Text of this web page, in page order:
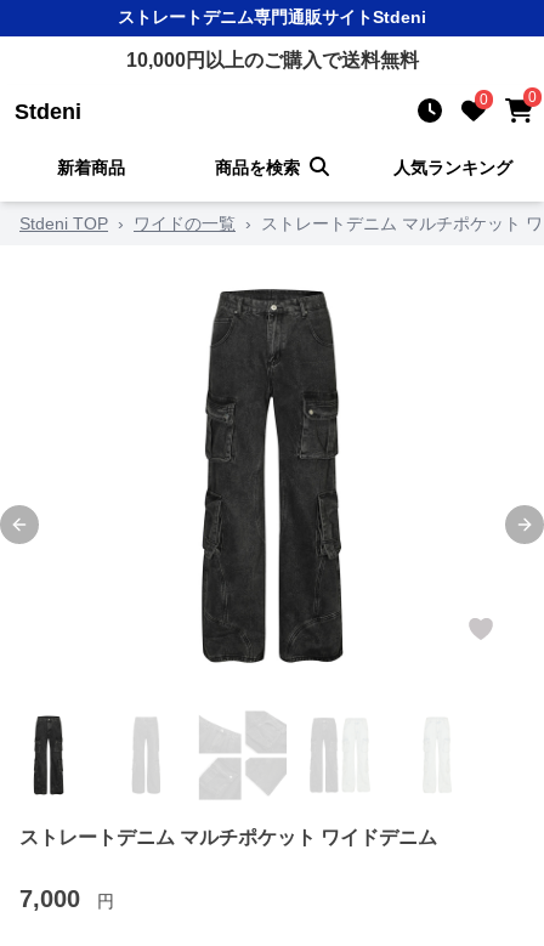
ストレートデニム専門通販サイトStdeni
10,000円以上のご購入で送料無料
Stdeni 0 0
新着商品 商品を検索 人気ランキング
Stdeni TOP › ワイドの一覧 › ストレートデニム マルチポケット
Previous slide
ストレートデニム マルチポケット ワイドデニム
7,000 円